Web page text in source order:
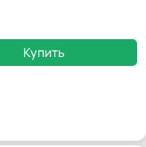
Купить